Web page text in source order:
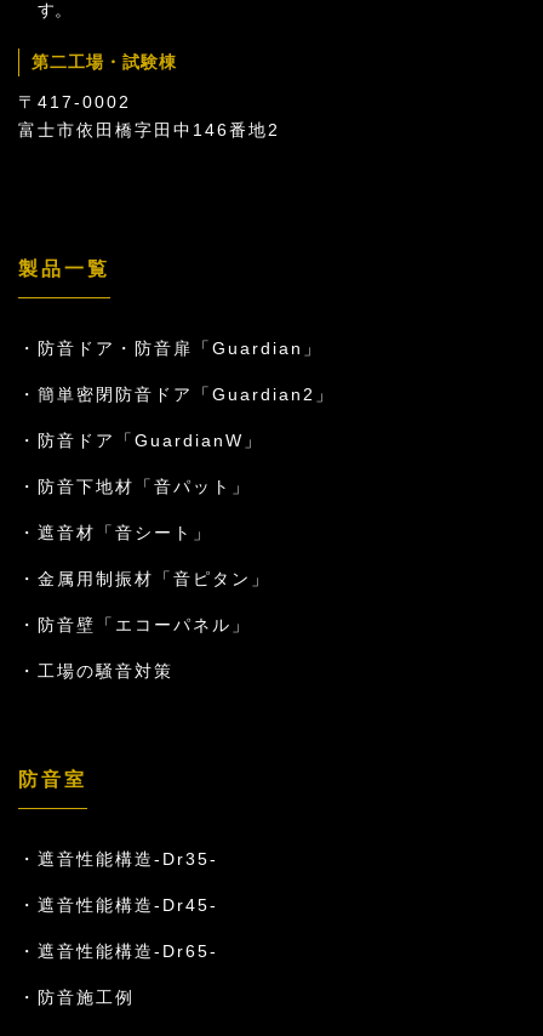
す。
第二工場・試験棟
〒417-0002
富士市依田橋字田中146番地2
製品一覧
防音ドア・防音扉「Guardian」
簡単密閉防音ドア「Guardian2」
防音ドア「GuardianW」
防音下地材「音パット」
遮音材「音シート」
金属用制振材「音ピタン」
防音壁「エコーパネル」
工場の騒音対策
防音室
遮音性能構造-Dr35-
遮音性能構造-Dr45-
遮音性能構造-Dr65-
防音施工例